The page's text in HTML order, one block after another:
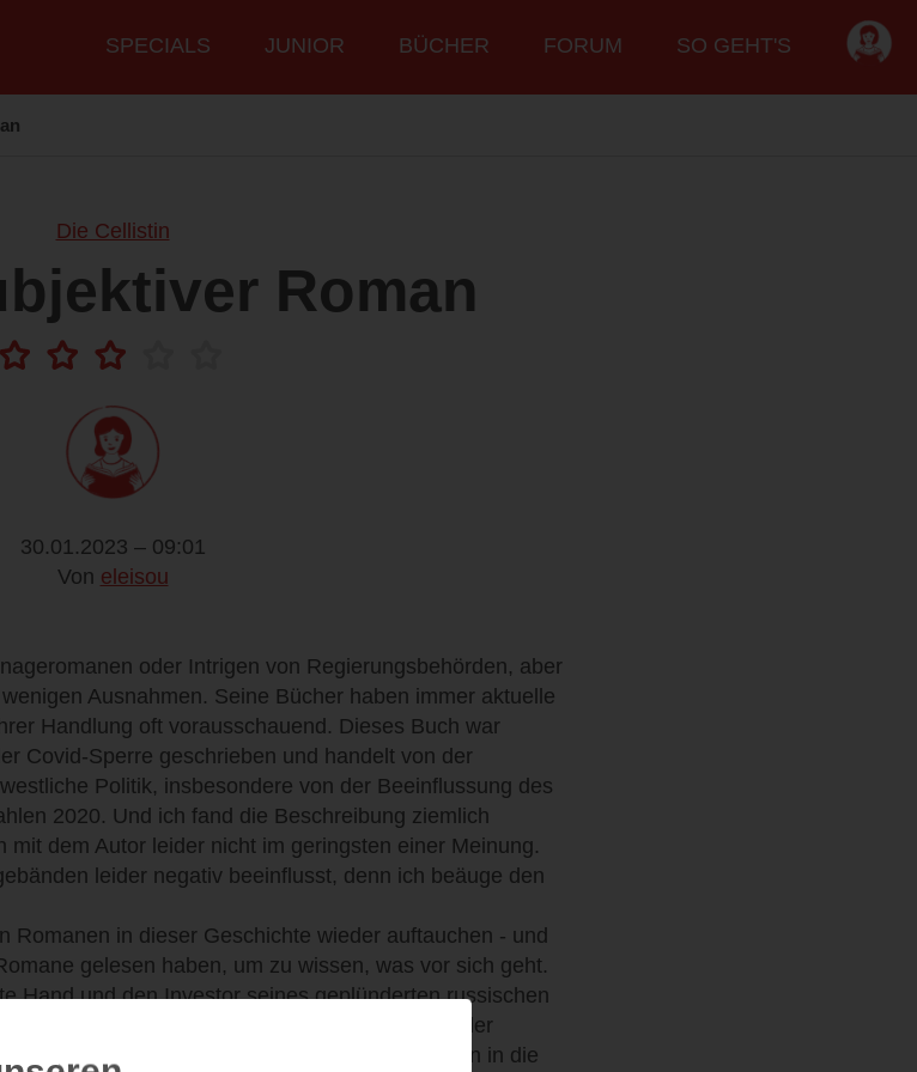
Hauptmenü
SPECIALS JUNIOR BÜCHER FORUM SO GEHT'S
Die Cellistin
Roman
30.01.2023 – 09:01
Von eleisou
oder Intrigen von Regierungsbehörden, aber
Ausnahmen. Seine Bücher haben immer aktuelle
Handlung oft vorausschauend. Dieses Buch war
Covid-Sperre geschrieben und handelt von der
Politik, insbesondere von der Beeinflussung des
2020. Und ich fand die Beschreibung ziemlich
mit dem Autor leider nicht im geringsten einer Meinung.
leider negativ beeinflusst, denn ich beäuge den
Romanen in dieser Geschichte wieder auftauchen - und
gelesen haben, um zu wissen, was vor sich geht.
Hand und den Investor seines geplünderten russischen
Ziel des israelischen Geheimdienstes unter der
Kunstagenten und außergewöhnlichen Cellisten in die